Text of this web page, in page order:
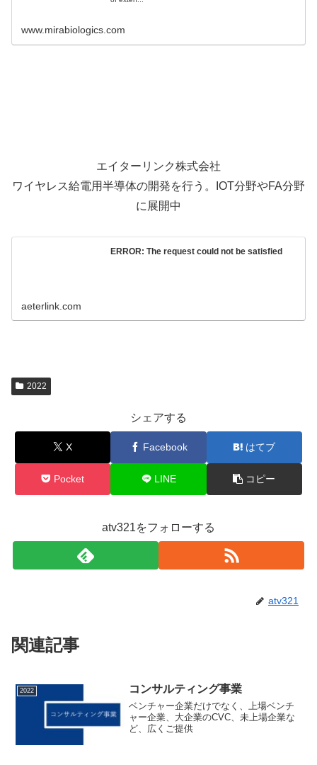
www.mirabiologics.com
エイターリンク株式会社
ワイヤレス給電用半導体の開発を行う。IOT分野やFA分野
に展開中
ERROR: The request could not be satisfied
aeterlink.com
2022
シェアする
X Facebook はてブ
Pocket LINE コピー
atv321をフォローする
atv321
関連記事
2022 コンサルティング事業
ベンチャー企業だけでなく、上場ベンチ
ャー企業、大企業のCVC、未上場企業な
ど、広くご提供